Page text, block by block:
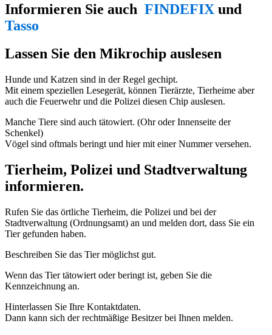
Informieren Sie auch FINDEFIX und
Tasso
Lassen Sie den Mikrochip auslesen
Hunde und Katzen sind in der Regel gechipt.
Mit einem speziellen Lesegerät, können Tierärzte, Tierheime aber
auch die Feuerwehr und die Polizei diesen Chip auslesen.
Manche Tiere sind auch tätowiert. (Ohr oder Innenseite der
Schenkel)
Vögel sind oftmals beringt und hier mit einer Nummer versehen.
Tierheim, Polizei und Stadtverwaltung
informieren.
Rufen Sie das örtliche Tierheim, die Polizei und bei der
Stadtverwaltung (Ordnungsamt) an und melden dort, dass Sie ein
Tier gefunden haben.
Beschreiben Sie das Tier möglichst gut.
Wenn das Tier tätowiert oder beringt ist, geben Sie die
Kennzeichnung an.
Hinterlassen Sie Ihre Kontaktdaten.
Dann kann sich der rechtmäßige Besitzer bei Ihnen melden.